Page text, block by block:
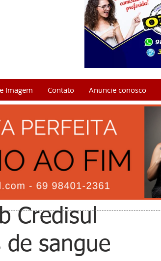
Imagem Contato Anuncie conosco
Credisul
de sangue